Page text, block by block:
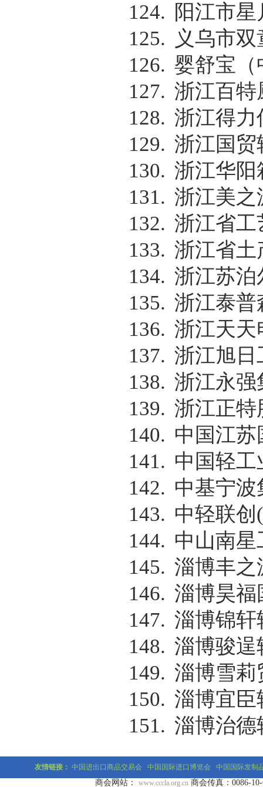
124. 阳江市
125.
义乌市
126. 婴舒宝（
127. 浙江百特
128. 浙江得力
129. 浙江国贸
130. 浙江华阳
131. 浙江美之
132. 浙江省工
133. 浙江省土
134. 浙江苏泊
135. 浙江泰普
136. 浙江天天
137. 浙江旭日
138. 浙江永强
139. 浙江正特
140. 中国江
141. 中国轻
142. 中基宁
143. 中轻联创 (
144. 中山南
145. 淄博丰之
146. 淄博昊福
147. 淄博锦轩
148. 淄博骏逞
149. 淄博雪莉
150. 淄博宜臣
151. 淄博治德
友情链接： 中国进出口商品交易会 中国国际进口博览会 中国国际发制
商会网站： www.cccla.org.cn 商会传真：0086-10-